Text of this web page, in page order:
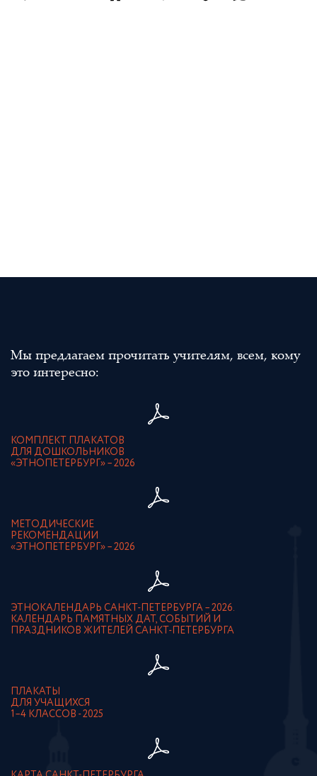
Мы предлагаем прочитать учителям, всем, кому
это интересно:
КОМПЛЕКТ ПЛАКАТОВ
ДЛЯ ДОШКОЛЬНИКОВ
«ЭТНОПЕТЕРБУРГ» – 2026
МЕТОДИЧЕСКИЕ
РЕКОМЕНДАЦИИ
«ЭТНОПЕТЕРБУРГ» – 2026
ЭТНОКАЛЕНДАРЬ САНКТ-ПЕТЕРБУРГА – 2026.
КАЛЕНДАРЬ ПАМЯТНЫХ ДАТ, СОБЫТИЙ И
ПРАЗДНИКОВ ЖИТЕЛЕЙ САНКТ-ПЕТЕРБУРГА
ПЛАКАТЫ
ДЛЯ УЧАЩИХСЯ
1–4 КЛАССОВ - 2025